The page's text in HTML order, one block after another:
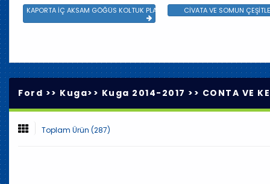
KAPORTA İÇ AKSAM GÖĞÜS KOLTUK PLASTİK VE SAC AKSAM
CİVATA VE SOMUN
Ford >> Kuga>> Kuga 2014-2017 >> CONTA VE
Toplam Ürün (287)